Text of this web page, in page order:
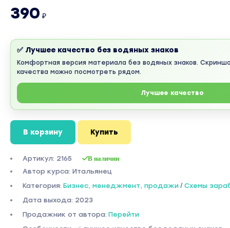
390 ₽
✅ Лучшее качество без водяных знаков
Комфортная версия материала без водяных знаков.
качества можно посмотреть рядом.
Лучшее качество
В корзину Купить
Артикул: 2165 В наличии
Автор курса: Итальянец
Категория: Бизнес, менеджмент, продажи / Схемы
Дата выхода: 2023
Продажник от автора: Перейти